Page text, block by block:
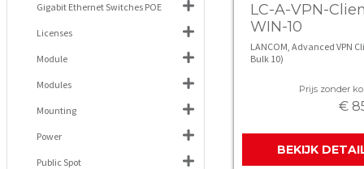
LC-A-VPN-
WIN-10
LANCOM, Advanced VPN
Bulk 10)
Prijs zonder
€
BEKIJK
Gigabit Ethernet Switches POE
Licenses
Module
Modules
Mounting
Power
Public Spot